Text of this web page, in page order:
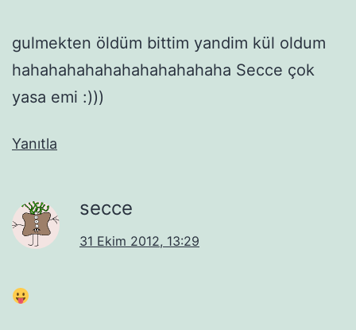
gulmekten öldüm bittim yandim kül oldum
hahahahahahahahahahahaha Secce çok
yasa emi :)))
Yanıtla
secce
31 Ekim 2012, 13:29